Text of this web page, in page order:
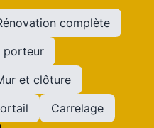
complète
porteur
et clôture
Carrelage